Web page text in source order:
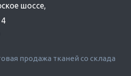
шоссе,
продажа тканей со склада